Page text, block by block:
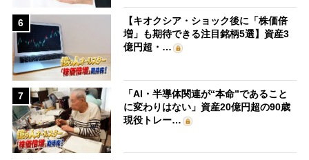
6
【キオクシア・ショック後に「株価倍
増」も期待できる注目銘柄5選】資産3
億円超・…
7
「AI・半導体関連が“本命”であること
に変わりはない」資産20億円超の90歳
現役トレー…